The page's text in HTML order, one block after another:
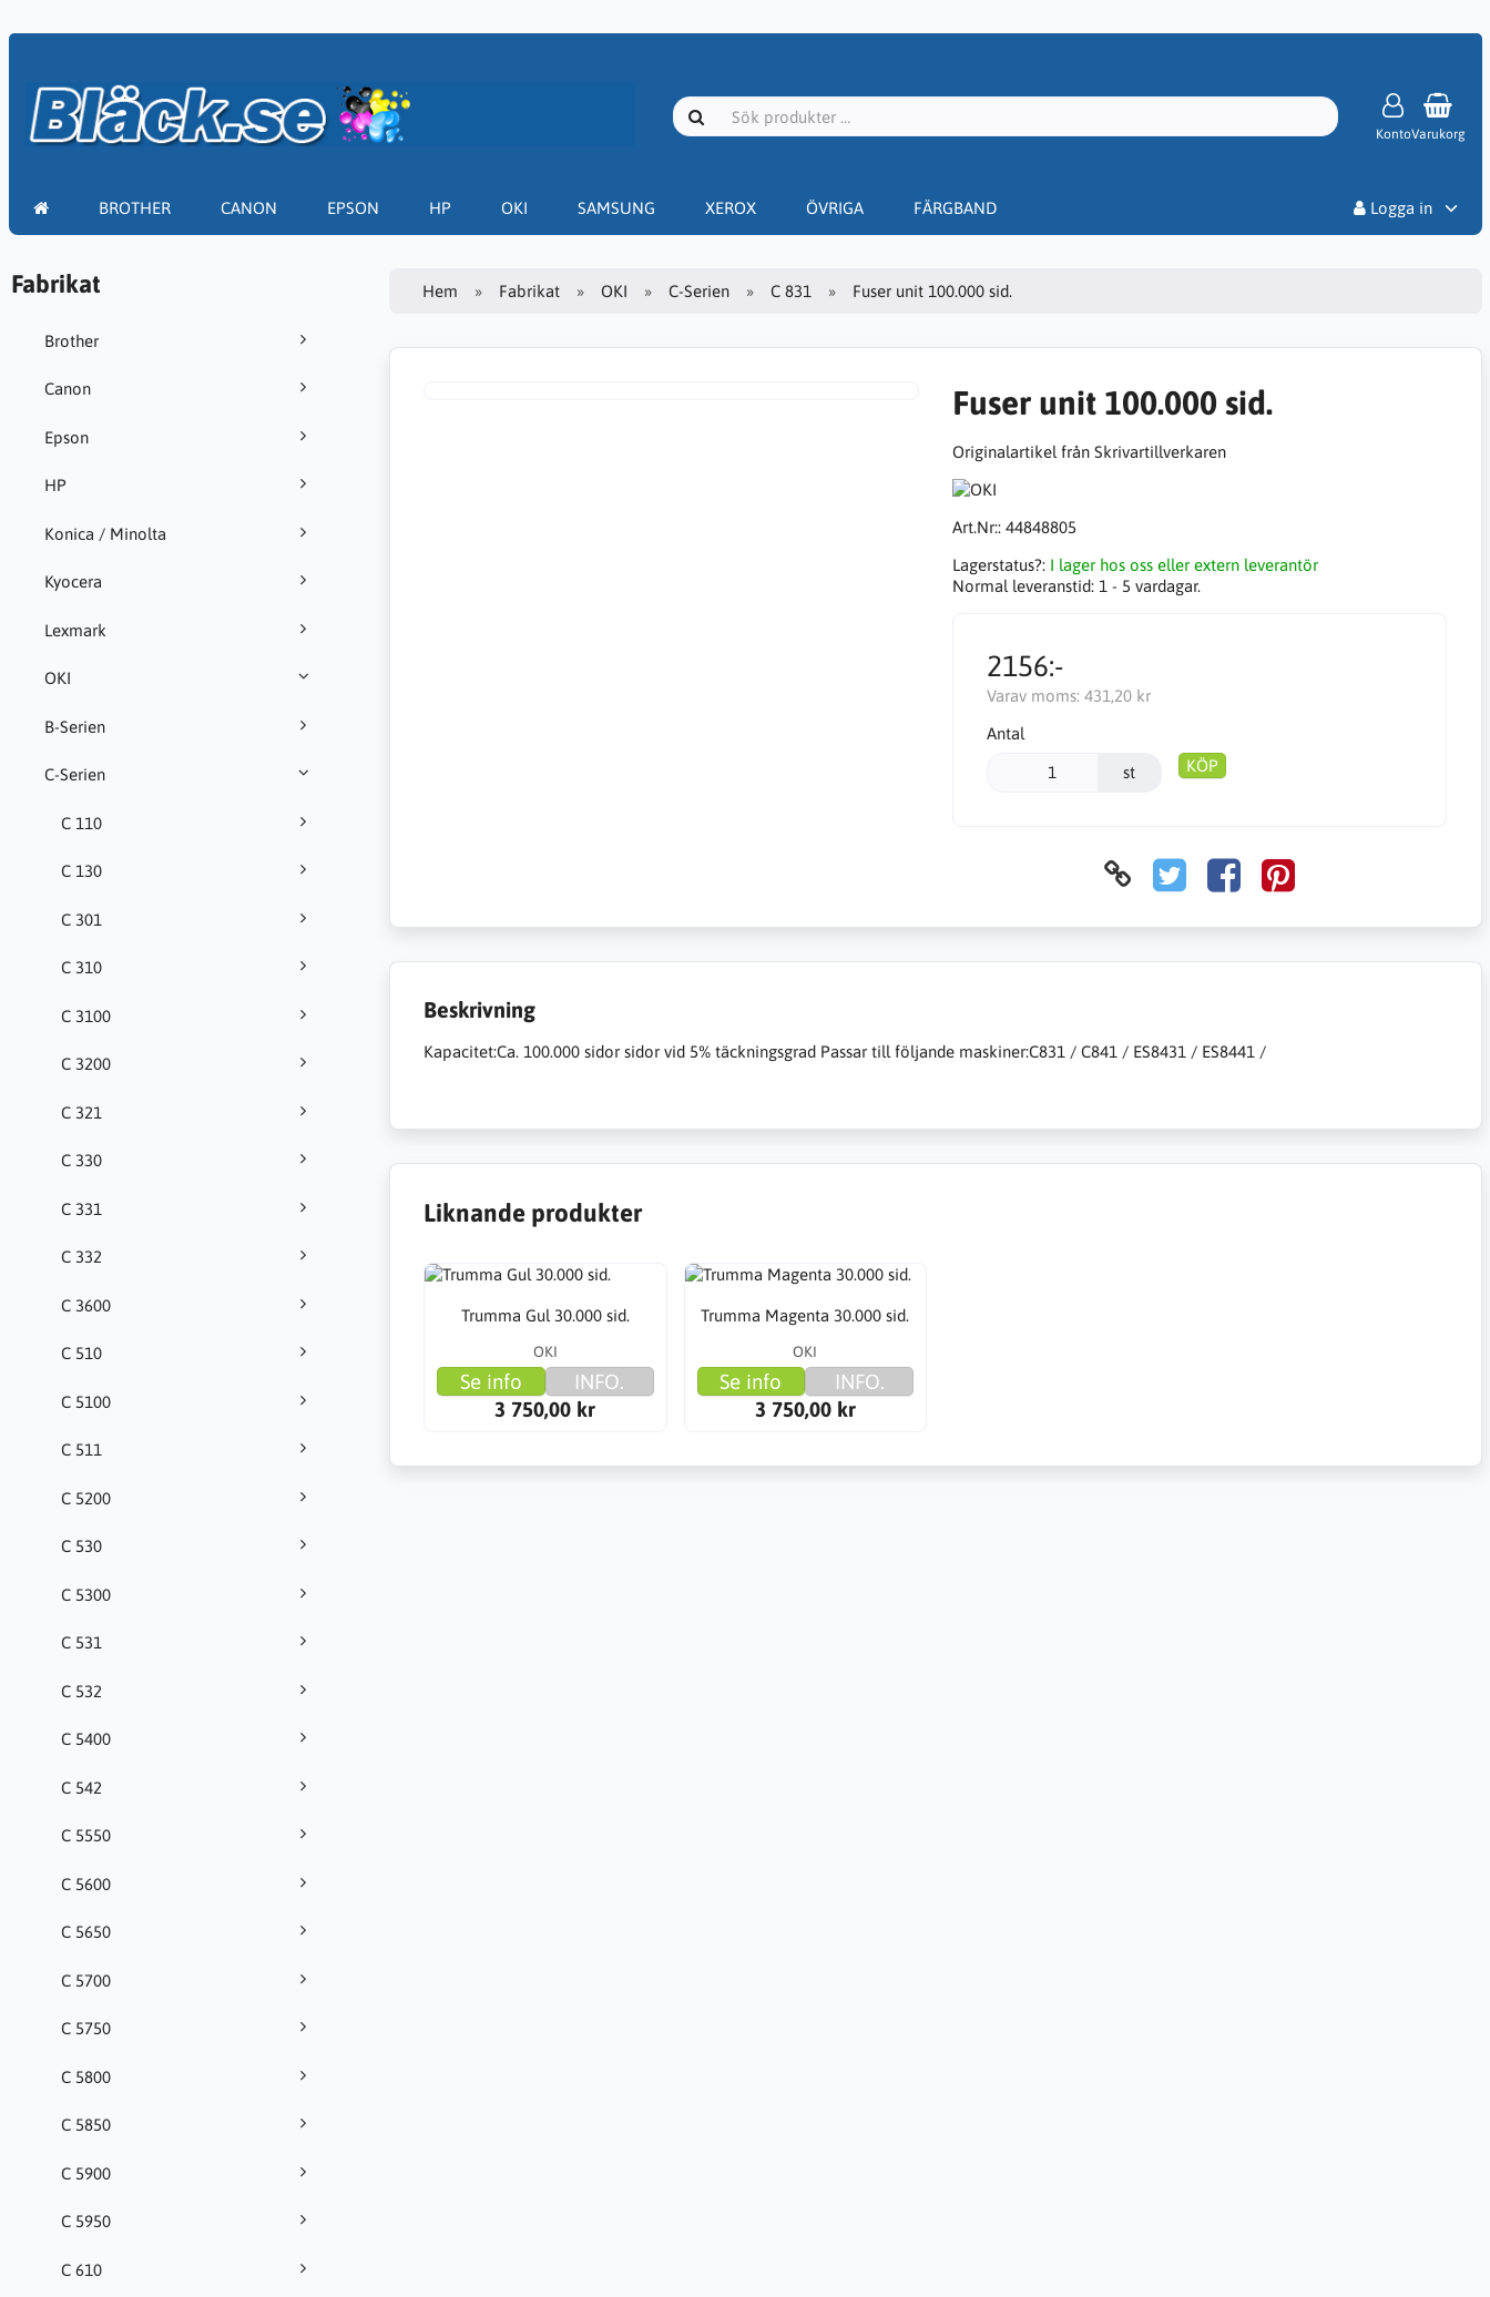
KontoVarukorg
BROTHER CANON EPSON HP OKI SAMSUNG XEROX ÖVRIGA FÄRGBAND
Logga in
Fabrikat
Brother
Canon
Epson
HP
Konica / Minolta
Kyocera
Lexmark
OKI
B-Serien
C-Serien
C 110
C 130
C 301
C 310
C 3100
C 3200
C 321
C 330
C 331
C 332
C 3600
C 510
C 5100
C 511
C 5200
C 530
C 5300
C 531
C 532
C 5400
C 542
C 5550
C 5600
C 5650
C 5700
C 5750
C 5800
C 5850
C 5900
C 5950
C 610
Hem Fabrikat OKI C-Serien C 831 Fuser unit 100.000 sid.
Fuser unit 100.000 sid.
Originalartikel från Skrivartillverkaren
Art.Nr:: 44848805
Lagerstatus?: I lager hos oss eller extern leverantör
Normal leveranstid: 1 - 5 vardagar.
2156:-
Varav moms: 431,20 kr
Antal
st KÖP
Beskrivning
Kapacitet:Ca. 100.000 sidor sidor vid 5% täckningsgrad Passar till följande maskiner:C831 / C841 / ES8431 / ES8441 /
Liknande produkter
Trumma Gul 30.000 sid.
OKI
Se info
INFO.
3 750,00 kr
Trumma Magenta 30.000 sid.
OKI
Se info
INFO.
3 750,00 kr